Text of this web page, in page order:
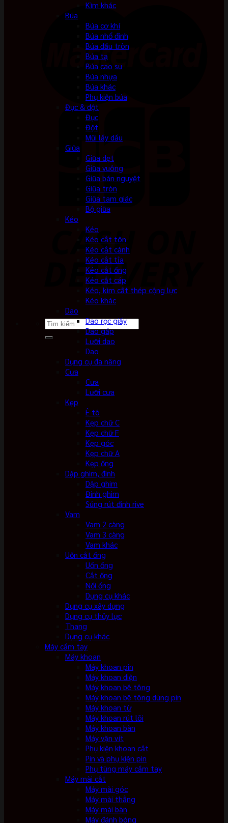
Tìm
Kìm khác
Búa
Búa cơ khí
Búa nhổ đinh
Búa đầu tròn
Búa tạ
Búa cao su
Búa nhựa
Búa khác
Phụ kiện búa
Đục & đột
Đục
Đột
Mũi lấy dấu
Giũa
Giũa dẹt
Giũa vuông
Giũa bán nguyệt
Giũa tròn
Giũa tam giác
Bộ giũa
Kéo
Kéo
Kéo cắt tôn
Kéo cắt cành
Kéo cắt tỉa
Kéo cắt ống
Kéo cắt cáp
Kéo, kìm cắt thép cộng lực
Kéo khác
Dao
Dao rọc giấy
Dao gấp
Lưỡi dao
Dao
Dụng cụ đa năng
Cưa
Cưa
Lưỡi cưa
Kẹp
Ê tô
Kẹp chữ C
Kẹp chữ F
Kẹp góc
Kẹp chữ A
Kẹp ống
Dập ghim, đinh
Dập ghim
Đinh ghim
Súng rút đinh rive
Vam
Vam 2 càng
Vam 3 càng
Vam khác
Uốn cắt ống
Uốn ống
Cắt ống
Nối ống
Dụng cụ khác
Dụng cụ xây dựng
Dụng cụ thủy lực
Thang
Dụng cụ khác
Máy cầm tay
Máy khoan
Máy khoan pin
Máy khoan điện
Máy khoan bê tông
Máy khoan bê tông dùng pin
Máy khoan từ
Máy khoan rút lõi
Máy khoan bàn
Máy vặn vít
Phụ kiện khoan cắt
Pin và phụ kiện pin
Phụ tùng máy cầm tay
Máy mài cắt
Máy mài góc
Máy mài thẳng
Máy mài bàn
Máy đánh bóng